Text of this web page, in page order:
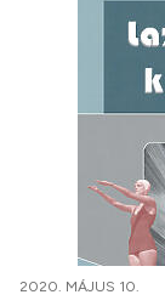
2020. MÁJUS 10.